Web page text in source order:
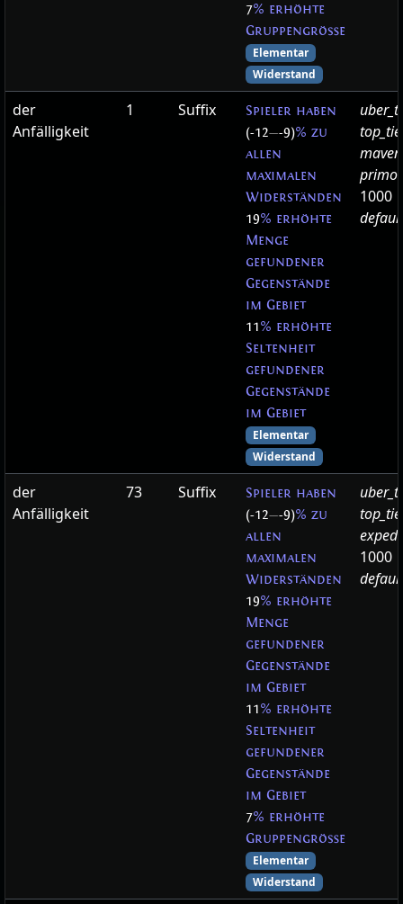
7% erhöhte
Gruppengröße
Elementar
Widerstand
der
Anfälligkeit
1 Suffix
Spieler haben
(-12—-9)% zu
allen
maximalen
Widerständen
19% erhöhte
Menge
gefundener
Gegenstände
im Gebiet
11% erhöhte
Seltenheit
gefundener
Gegenstände
im Gebiet
Elementar
Widerstand
1000
default
der
Anfälligkeit
73 Suffix
Spieler haben
(-12—-9)% zu
allen
maximalen
Widerständen
19% erhöhte
Menge
gefundener
Gegenstände
im Gebiet
11% erhöhte
Seltenheit
gefundener
Gegenstände
im Gebiet
7% erhöhte
Gruppengröße
Elementar
Widerstand
1000
default